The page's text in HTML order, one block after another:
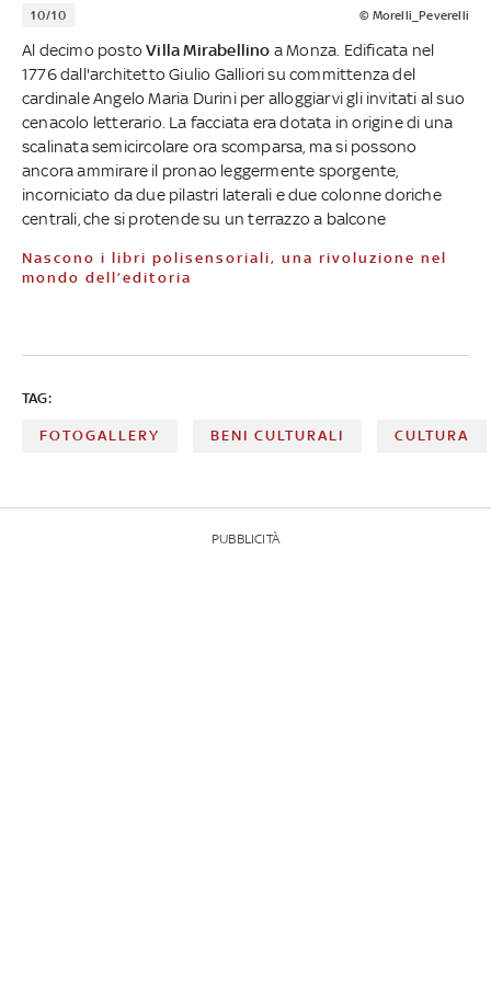
10/10 © Morelli_Peverelli
Al decimo postoVilla Mirabellino a Monza. Edificata nel
1776 dall'architetto Giulio Galliori su committenza del
cardinale Angelo Maria Durini per alloggiarvi gli invitati al suo
cenacolo letterario. La facciata era dotata in origine di una
scalinata semicircolare ora scomparsa, ma si possono
ancora ammirare il pronao leggermente sporgente,
incorniciato da due pilastri laterali e due colonne doriche
centrali, che si protende su un terrazzo a balcone
Nascono i libri polisensoriali, una rivoluzione nel
mondo dell’editoria
TAG:
FOTOGALLERY BENI CULTURALI CULTURA
PUBBLICITÀ